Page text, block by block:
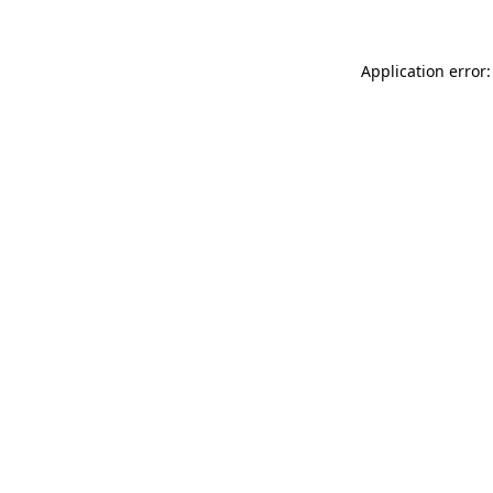
Application